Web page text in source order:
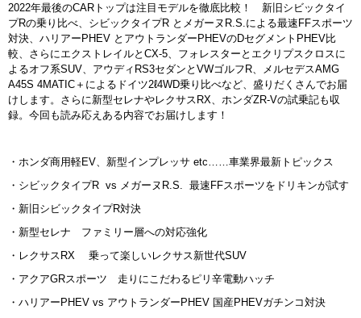
2022年最後のCARトップは注目モデルを徹底比較！ 新旧シビックタイ
プRの乗り比べ、シビックタイプR とメガーヌR.S.による最速FFスポーツ
対決、ハリアーPHEV とアウトランダーPHEVのDセグメントPHEV比
較、さらにエクストレイルとCX-5、フォレスターとエクリプスクロスに
よるオフ系SUV、アウディRS3セダンとVWゴルフR、メルセデスAMG
A45S 4MATIC＋によるドイツ2ℓ4WD乗り比べなど、盛りだくさんでお届
けします。さらに新型セレナやレクサスRX、ホンダZR-Vの試乗記も収
録。今回も読み応えある内容でお届けします！
・ホンダ商用軽EV、新型インプレッサ etc……車業界最新トピックス
・シビックタイプR vs メガーヌR.S. 最速FFスポーツをドリキンが試す
・新旧シビックタイプR対決
・新型セレナ ファミリー層への対応強化
・レクサスRX 乗って楽しいレクサス新世代SUV
・アクアGRスポーツ 走りにこだわるピリ辛電動ハッチ
・ハリアーPHEV vs アウトランダーPHEV 国産PHEVガチンコ対決